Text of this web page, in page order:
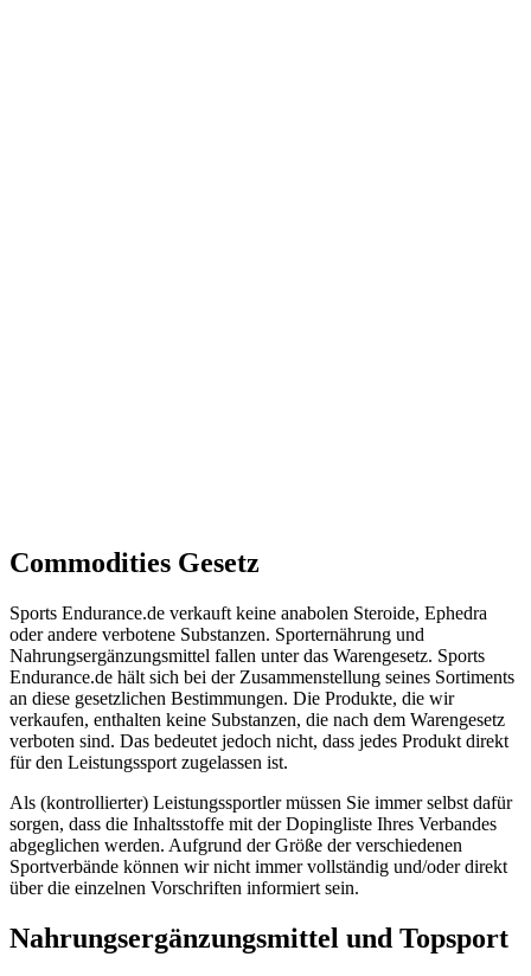
Commodities Gesetz
Sports Endurance.de verkauft keine anabolen Steroide, Ephedra
oder andere verbotene Substanzen. Sporternährung und
Nahrungsergänzungsmittel fallen unter das Warengesetz. Sports
Endurance.de hält sich bei der Zusammenstellung seines Sortiments
an diese gesetzlichen Bestimmungen. Die Produkte, die wir
verkaufen, enthalten keine Substanzen, die nach dem Warengesetz
verboten sind. Das bedeutet jedoch nicht, dass jedes Produkt direkt
für den Leistungssport zugelassen ist.
Als (kontrollierter) Leistungssportler müssen Sie immer selbst dafür
sorgen, dass die Inhaltsstoffe mit der Dopingliste Ihres Verbandes
abgeglichen werden. Aufgrund der Größe der verschiedenen
Sportverbände können wir nicht immer vollständig und/oder direkt
über die einzelnen Vorschriften informiert sein.
Nahrungsergänzungsmittel und Topsport